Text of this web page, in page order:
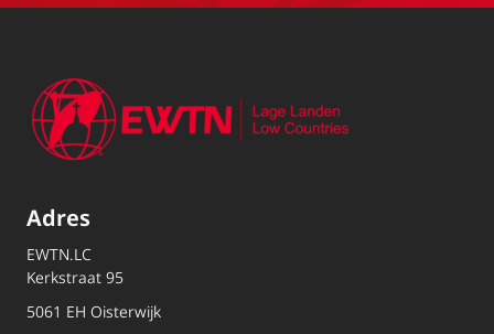
Adres
EWTN.LC
Kerkstraat 95
5061 EH Oisterwijk